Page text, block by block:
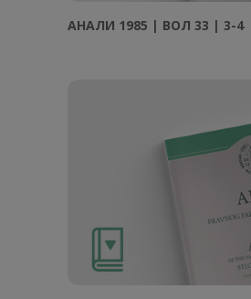
АНAЛИ 1985 | ВОЛ 33 | 3-4